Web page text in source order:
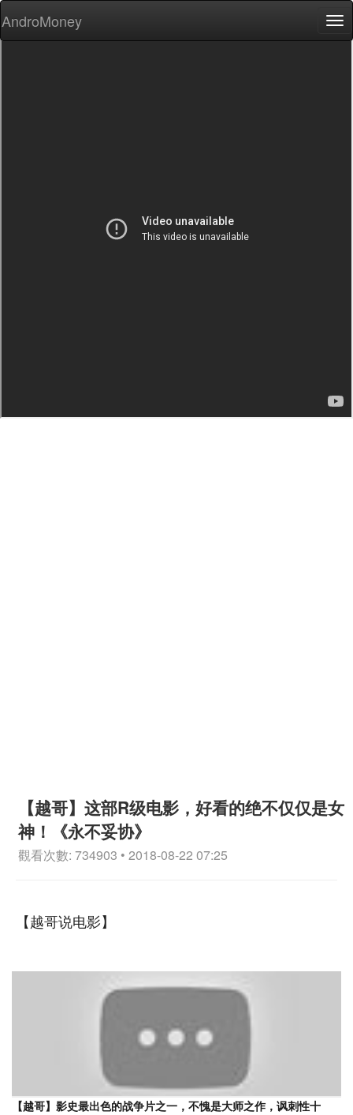
AndroMoney
【越哥】这部R级电影，好看的绝不仅仅是女
神！《永不妥协》
觀看次數: 734903 • 2018-08-22 07:25
【越哥说电影】
【越哥】影史最出色的战争片之一，不愧是大师之作，讽刺性十